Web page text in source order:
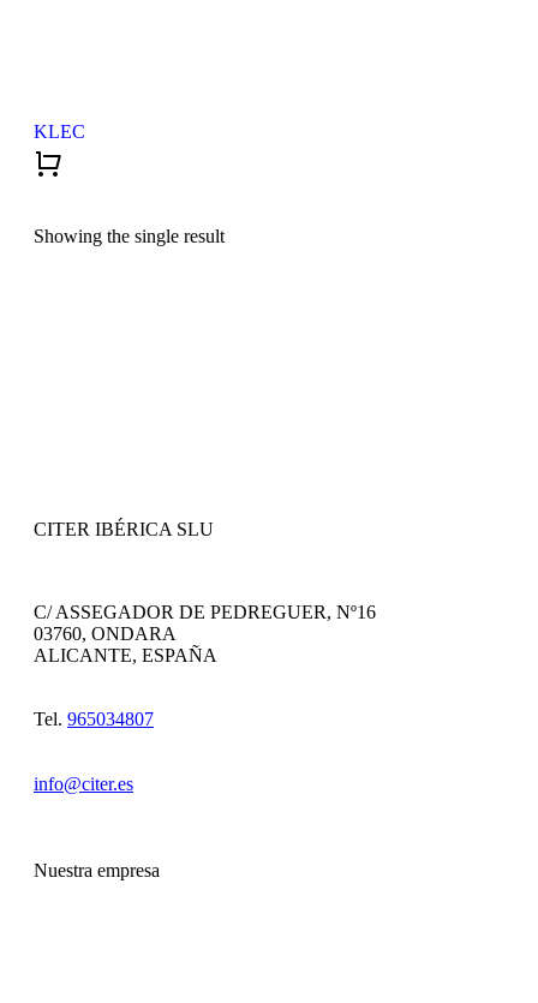
KLEC
Showing the single result
CITER IBÉRICA SLU
C/ ASSEGADOR DE PEDREGUER, Nº16
03760, ONDARA
ALICANTE, ESPAÑA
Tel. 965034807
info@citer.es
Nuestra empresa